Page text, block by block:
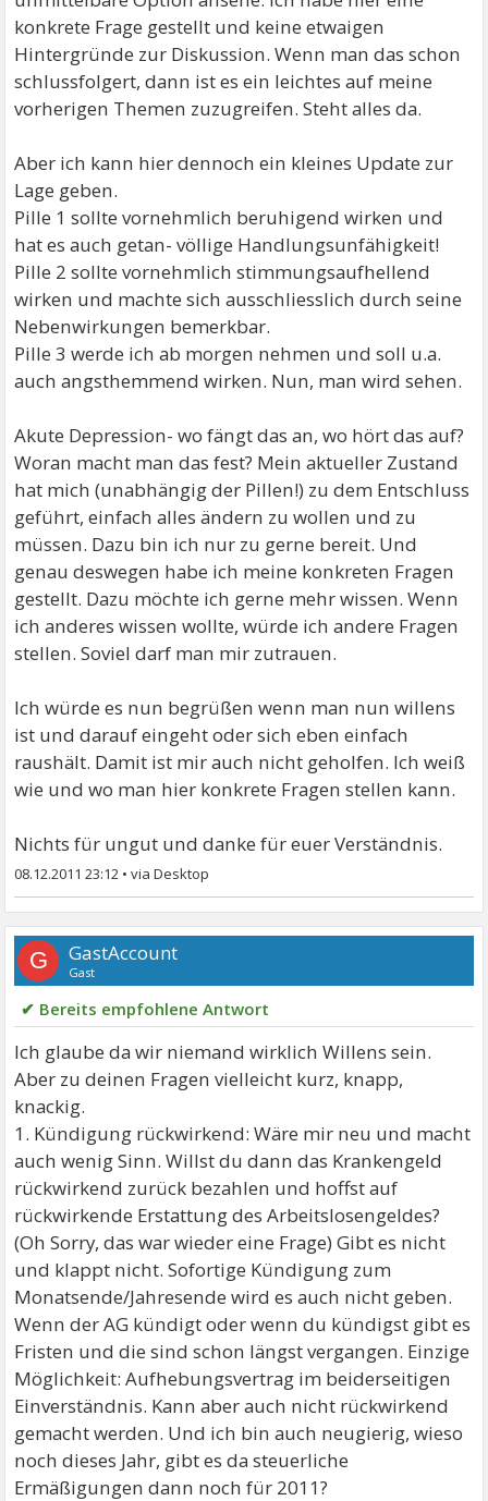
konkrete Frage gestellt und keine etwaigen
Hintergründe zur Diskussion. Wenn man das schon
schlussfolgert, dann ist es ein leichtes auf meine
vorherigen Themen zuzugreifen. Steht alles da.
Aber ich kann hier dennoch ein kleines Update zur
Lage geben.
Pille 1 sollte vornehmlich beruhigend wirken und
hat es auch getan- völlige Handlungsunfähigkeit!
Pille 2 sollte vornehmlich stimmungsaufhellend
wirken und machte sich ausschliesslich durch seine
Nebenwirkungen bemerkbar.
Pille 3 werde ich ab morgen nehmen und soll u.a.
auch angsthemmend wirken. Nun, man wird sehen.
Akute Depression- wo fängt das an, wo hört das auf?
Woran macht man das fest? Mein aktueller Zustand
hat mich (unabhängig der Pillen!) zu dem Entschluss
geführt, einfach alles ändern zu wollen und zu
müssen. Dazu bin ich nur zu gerne bereit. Und
genau deswegen habe ich meine konkreten Fragen
gestellt. Dazu möchte ich gerne mehr wissen. Wenn
ich anderes wissen wollte, würde ich andere Fragen
stellen. Soviel darf man mir zutrauen.
Ich würde es nun begrüßen wenn man nun willens
ist und darauf eingeht oder sich eben einfach
raushält. Damit ist mir auch nicht geholfen. Ich weiß
wie und wo man hier konkrete Fragen stellen kann.
Nichts für ungut und danke für euer Verständnis.
08.12.2011 23:12 •
G GastAccount
Gast
✔ Bereits empfohlene Antwort
Ich glaube da wir niemand wirklich Willens sein.
Aber zu deinen Fragen vielleicht kurz, knapp,
knackig.
1. Kündigung rückwirkend: Wäre mir neu und macht
auch wenig Sinn. Willst du dann das Krankengeld
rückwirkend zurück bezahlen und hoffst auf
rückwirkende Erstattung des Arbeitslosengeldes?
(Oh Sorry, das war wieder eine Frage) Gibt es nicht
und klappt nicht. Sofortige Kündigung zum
Monatsende/Jahresende wird es auch nicht geben.
Wenn der AG kündigt oder wenn du kündigst gibt es
Fristen und die sind schon längst vergangen. Einzige
Möglichkeit: Aufhebungsvertrag im beiderseitigen
Einverständnis. Kann aber auch nicht rückwirkend
gemacht werden. Und ich bin auch neugierig, wieso
noch dieses Jahr, gibt es da steuerliche
Ermäßigungen dann noch für 2011?